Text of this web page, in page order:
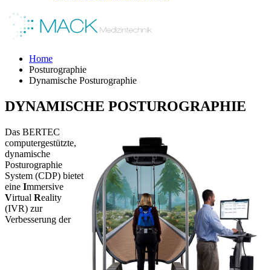
Home
Posturographie
Dynamische Posturographie
DYNAMISCHE POSTUROGRAPHIE
Das BERTEC
computergestützte,
dynamische
Posturographie
System (CDP) bietet
eine Immersive
Virtual Reality
(IVR) zur
Verbesserung der